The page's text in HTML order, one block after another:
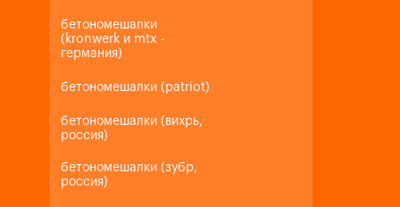
бетономешалки
(kronwerk и mtx -
германия)
бетономешалки (patriot)
бетономешалки (вихрь,
россия)
бетономешалки (зубр,
россия)